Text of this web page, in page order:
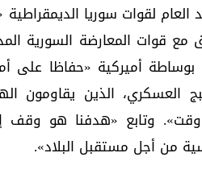
لقوات سوريا
مع قوات المعارضة السورية
بوساطة أميركية «حفاظا على
وتابع «هدفنا هو وقف
من أجل مستقبل البلاد».